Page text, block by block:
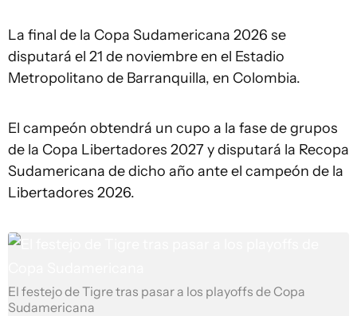
La final de la Copa Sudamericana 2026 se
disputará el 21 de noviembre en el Estadio
Metropolitano de Barranquilla, en Colombia.
El campeón obtendrá un cupo a la fase de grupos
de la Copa Libertadores 2027 y disputará la Recopa
Sudamericana de dicho año ante el campeón de la
Libertadores 2026.
El festejo de Tigre tras pasar a los playoffs de Copa
Sudamericana